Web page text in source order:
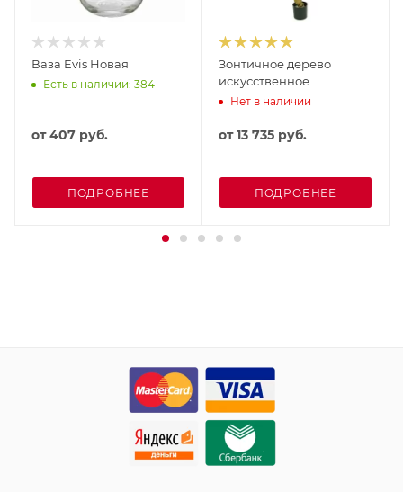
Ваза Evis Новая
Есть в наличии: 384
от407 руб.
ПОДРОБНЕЕ
Зонтичное дерево
искусственное
Нет в наличии
от13 735 руб.
ПОДРОБНЕЕ